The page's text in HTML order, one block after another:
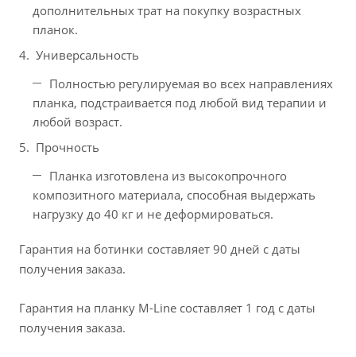
дополнительных трат на покупку возрастных
планок.
Универсальность
Полностью регулируемая во всех направлениях
планка, подстраивается под любой вид терапии и
любой возраст.
Прочность
Планка изготовлена из высокопрочного
композитного материала, способная выдержать
нагрузку до 40 кг и не деформироваться.
Гарантия на ботинки составляет 90 дней с даты
получения заказа.
Гарантия на планку M-Line составляет 1 год с даты
получения заказа.